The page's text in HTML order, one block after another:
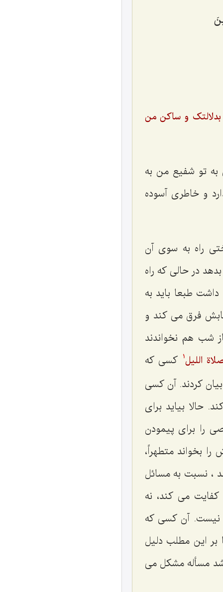
و ساکن من
تو شفیع من به
و خاطری آسوده
راه به سوی آن
در حالی که راه
طبعا باید به
فرق می کند و
شب هم نخواندند
اللیل1
کسی که
کردند. آن کسی
حالا بیاید برای
را برای پیمودن
بخواند متطهراً،
، نسبت به مسائل
می کند، نه
نیست. آن کسی که
این مطلب دلیل
مسأله مشکل می